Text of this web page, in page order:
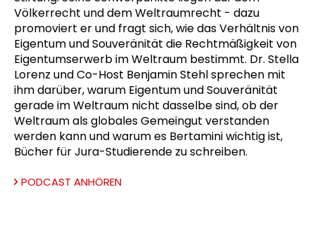
Völkerrecht und dem Weltraumrecht - dazu
promoviert er und fragt sich, wie das Verhältnis von
Eigentum und Souveränität die Rechtmäßigkeit von
Eigentumserwerb im Weltraum bestimmt. Dr. Stella
Lorenz und Co-Host Benjamin Stehl sprechen mit
ihm darüber, warum Eigentum und Souveränität
gerade im Weltraum nicht dasselbe sind, ob der
Weltraum als globales Gemeingut verstanden
werden kann und warum es Bertamini wichtig ist,
Bücher für Jura-Studierende zu schreiben.
PODCAST ANHÖREN